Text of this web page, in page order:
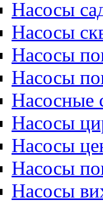
Насосы
Насосы
Насосы
Насосы
Насосные
Насосы
Насосы
Насосы
Насосы